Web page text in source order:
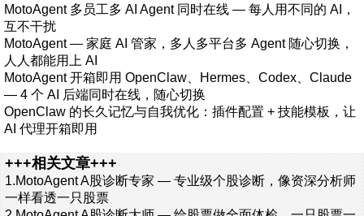
MotoAgent 多员工多 AI Agent 同时在线 — 每人用不同的 AI，
互不干扰
MotoAgent — 家庭 AI 管家，多人多平台多 Agent 随心切换，
人人都能用上 AI
MotoAgent 开箱即用 OpenClaw、Hermes、Codex、Claude
— 4 个 AI 后端同时在线，随心切换
OpenClaw 的长久记忆与自我优化：插件配置 + 技能模板，让
AI 代理开箱即用
+++相关文章+++
1.MotoAgent A股诊断专家 — 专业级个股诊断，像资深分析师
一样看透一只股票